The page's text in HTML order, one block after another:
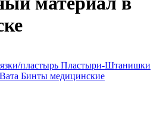
пластырь Пластыри-Штанишки
Вата Бинты медицинские